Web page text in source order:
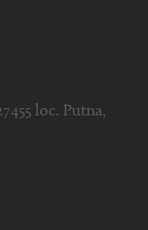
loc. Putna,